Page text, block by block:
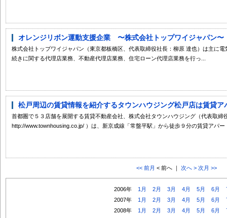
オレンジリボン運動支援企業 〜株式会社トップワイジャパン〜
株式会社トップワイジャパン（東京都板橋区、代表取締役社長：柳原 達也）は主に
続きに関する代理店業務、不動産代理店業務、住宅ローン代理店業務を行っ...
松戸周辺の賃貸情報を紹介するタウンハウジング松戸店は賃貸ア
首都圏で５３店舗を展開する賃貸不動産会社、株式会社タウンハウジング（代表取締
http://www.townhousing.co.jp/ ）は、新京成線「常盤平駅」から徒歩９分の賃貸アパ
<< 前月 < 前へ ｜ 次へ > 次月 >>
2006年 1月 2月 3月 4月 5月 6月
2007年
1月 2月 3月 4月 5月 6月
2008年
1月 2月 3月 4月 5月 6月